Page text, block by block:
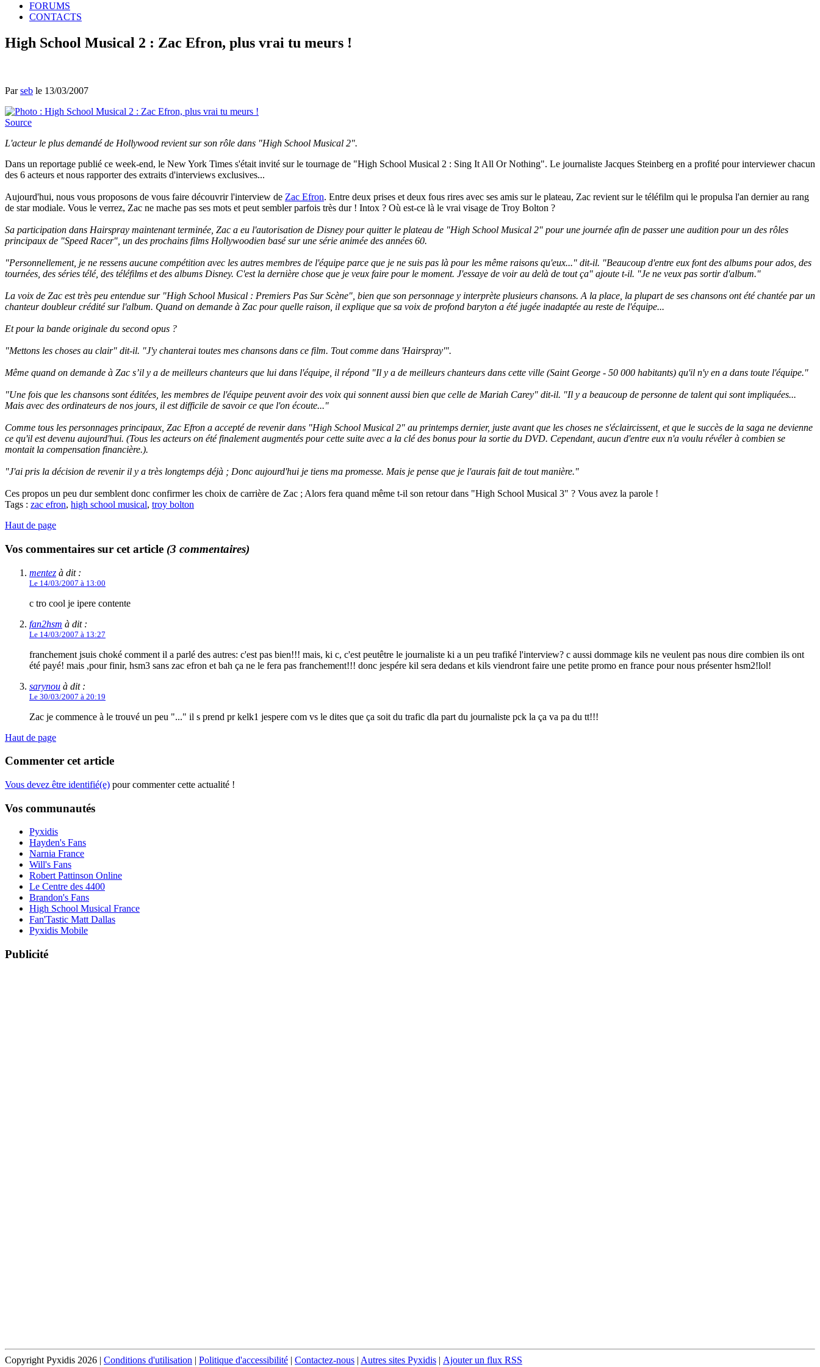
FORUMS
CONTACTS
High School Musical 2 : Zac Efron, plus vrai tu meurs !
Parseb le 13/03/2007
Source
L'acteur le plus demandé de Hollywood revient sur son rôle dans "High School Musical 2".
Dans un reportage publié ce week-end, le New York Times s'était invité sur le tournage de "High School Musical 2 : Sing It All Or Nothing". Le journaliste Jacques Steinberg en a profité pour interviewer chacun
des 6 acteurs et nous rapporter des extraits d'interviews exclusives...
Aujourd'hui, nous vous proposons de vous faire découvrir l'interview de Zac Efron. Entre deux prises et deux fous rires avec ses amis sur le plateau, Zac revient sur le téléfilm qui le propulsa l'an dernier au rang
de star modiale. Vous le verrez, Zac ne mache pas ses mots et peut sembler parfois très dur ! Intox ? Où est-ce là le vrai visage de Troy Bolton ?
Sa participation dans Hairspray maintenant terminée, Zac a eu l'autorisation de Disney pour quitter le plateau de "High School Musical 2" pour une journée afin de passer une audition pour un des rôles
principaux de "Speed Racer", un des prochains films Hollywoodien basé sur une série animée des années 60.
"Personnellement, je ne ressens aucune compétition avec les autres membres de l'équipe parce que je ne suis pas là pour les même raisons qu'eux..." dit-il. "Beaucoup d'entre eux font des albums pour ados, des
tournées, des séries télé, des téléfilms et des albums Disney. C'est la dernière chose que je veux faire pour le moment. J'essaye de voir au delà de tout ça" ajoute t-il. "Je ne veux pas sortir d'album."
La voix de Zac est très peu entendue sur "High School Musical : Premiers Pas Sur Scène", bien que son personnage y interprète plusieurs chansons. A la place, la plupart de ses chansons ont été chantée par un
chanteur doubleur crédité sur l'album. Quand on demande à Zac pour quelle raison, il explique que sa voix de profond baryton a été jugée inadaptée au reste de l'équipe...
Et pour la bande originale du second opus ?
"Mettons les choses au clair" dit-il. "J'y chanterai toutes mes chansons dans ce film. Tout comme dans 'Hairspray'".
Même quand on demande à Zac s’il y a de meilleurs chanteurs que lui dans l'équipe, il répond "Il y a de meilleurs chanteurs dans cette ville (Saint George - 50 000 habitants) qu'il n'y en a dans toute l'équipe."
"Une fois que les chansons sont éditées, les membres de l'équipe peuvent avoir des voix qui sonnent aussi bien que celle de Mariah Carey" dit-il. "Il y a beaucoup de personne de talent qui sont impliquées...
Mais avec des ordinateurs de nos jours, il est difficile de savoir ce que l'on écoute..."
Comme tous les personnages principaux, Zac Efron a accepté de revenir dans "High School Musical 2" au printemps dernier, juste avant que les choses ne s'éclaircissent, et que le succès de la saga ne devienne
ce qu'il est devenu aujourd'hui. (Tous les acteurs on été finalement augmentés pour cette suite avec a la clé des bonus pour la sortie du DVD. Cependant, aucun d'entre eux n'a voulu révéler à combien se
montait la compensation financière.).
"J'ai pris la décision de revenir il y a très longtemps déjà ; Donc aujourd'hui je tiens ma promesse. Mais je pense que je l'aurais fait de tout manière."
Ces propos un peu dur semblent donc confirmer les choix de carrière de Zac ; Alors fera quand même t-il son retour dans "High School Musical 3" ? Vous avez la parole !
Tags : zac efron, high school musical, troy bolton
Haut de page
Vos commentaires sur cet article (3 commentaires)
mentez à dit :
Le 14/03/2007 à 13:00
c tro cool je ipere contente
fan2hsm à dit :
Le 14/03/2007 à 13:27
franchement jsuis choké comment il a parlé des autres: c'est pas bien!!! mais, ki c, c'est peutêtre le journaliste ki a un peu trafiké l'interview? c aussi dommage kils ne veulent pas nous dire combien ils ont
été payé! mais ,pour finir, hsm3 sans zac efron et bah ça ne le fera pas franchement!!! donc jespére kil sera dedans et kils viendront faire une petite promo en france pour nous présenter hsm2!lol!
sarynou à dit :
Le 30/03/2007 à 20:19
Zac je commence à le trouvé un peu "..." il s prend pr kelk1 jespere com vs le dites que ça soit du trafic dla part du journaliste pck la ça va pa du tt!!!
Haut de page
Commenter cet article
Vous devez être identifié(e) pour commenter cette actualité !
Vos communautés
Pyxidis
Hayden's Fans
Narnia France
Will's Fans
Robert Pattinson Online
Le Centre des 4400
Brandon's Fans
High School Musical France
Fan'Tastic Matt Dallas
Pyxidis Mobile
Publicité
Copyright Pyxidis 2026 | Conditions d'utilisation | Politique d'accessibilité | Contactez-nous | Autres sites Pyxidis | Ajouter un flux RSS